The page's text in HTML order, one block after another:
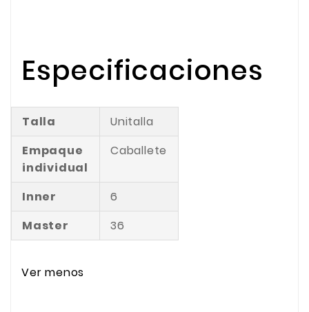
Especificaciones
Talla
Unitalla
Empaque
individual
Caballete
Inner
6
Master
36
Ver menos